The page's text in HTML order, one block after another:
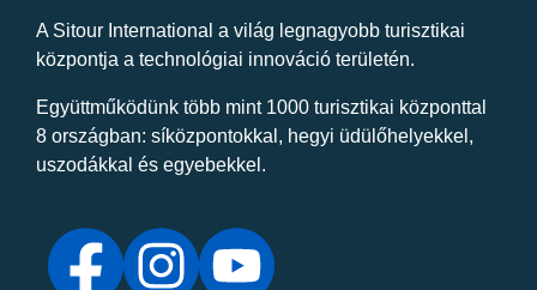
A Sitour International a világ legnagyobb turisztikai
központja a technológiai innováció területén.
Együttműködünk több mint 1000 turisztikai központtal
8 országban: síközpontokkal, hegyi üdülőhelyekkel,
uszodákkal és egyebekkel.